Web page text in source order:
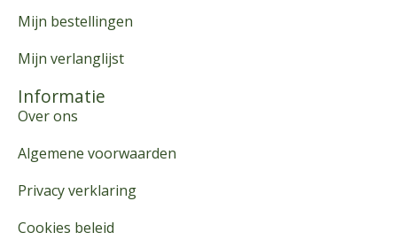
Mijn bestellingen
Mijn verlanglijst
Informatie
Over ons
Algemene voorwaarden
Privacy verklaring
Cookies beleid